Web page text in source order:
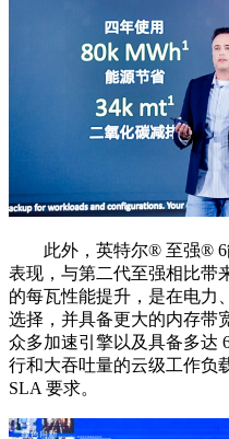
此外，英特尔®️ 至强®️ 6
表现，与第二代至强相比带
的每瓦性能提升，是在电力
选择，并具备更大的内存带
众多加速引擎以及具备多达
行和大吞吐量的云级工作负
SLA 要求。